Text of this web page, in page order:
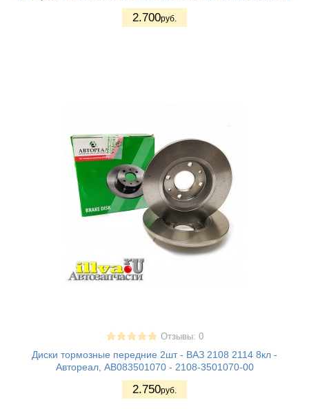
2.700руб.
Отзывы: 0
Диски тормозные передние 2шт - ВАЗ 2108 2114 8кл -
Автореал, AB083501070 - 2108-3501070-00
2.750руб.